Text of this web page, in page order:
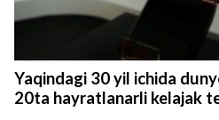
Yaqindagi 30 yil ichida
20ta hayratlanarli kelajak